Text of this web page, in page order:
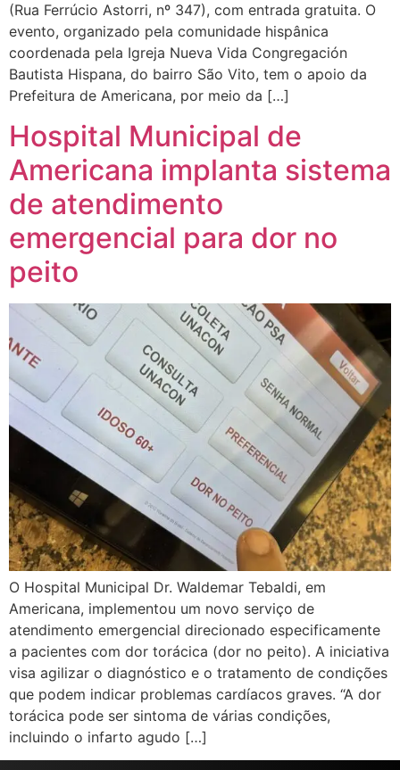
(Rua Ferrúcio Astorri, nº 347), com entrada gratuita. O
evento, organizado pela comunidade hispânica
coordenada pela Igreja Nueva Vida Congregación
Bautista Hispana, do bairro São Vito, tem o apoio da
Prefeitura de Americana, por meio da […]
Hospital Municipal de
Americana implanta sistema
de atendimento
emergencial para dor no
peito
O Hospital Municipal Dr. Waldemar Tebaldi, em
Americana, implementou um novo serviço de
atendimento emergencial direcionado especificamente
a pacientes com dor torácica (dor no peito). A iniciativa
visa agilizar o diagnóstico e o tratamento de condições
que podem indicar problemas cardíacos graves. “A dor
torácica pode ser sintoma de várias condições,
incluindo o infarto agudo […]